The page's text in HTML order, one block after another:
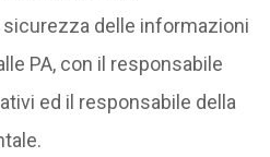
delle informazioni
PA, con il responsabile
ed il responsabile della